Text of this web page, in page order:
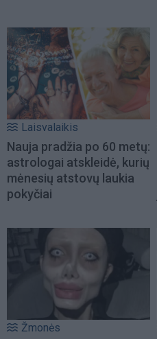
Laisvalaikis
Nauja pradžia po 60 metų:
astrologai atskleidė, kurių
mėnesių atstovų laukia
pokyčiai
Žmonės